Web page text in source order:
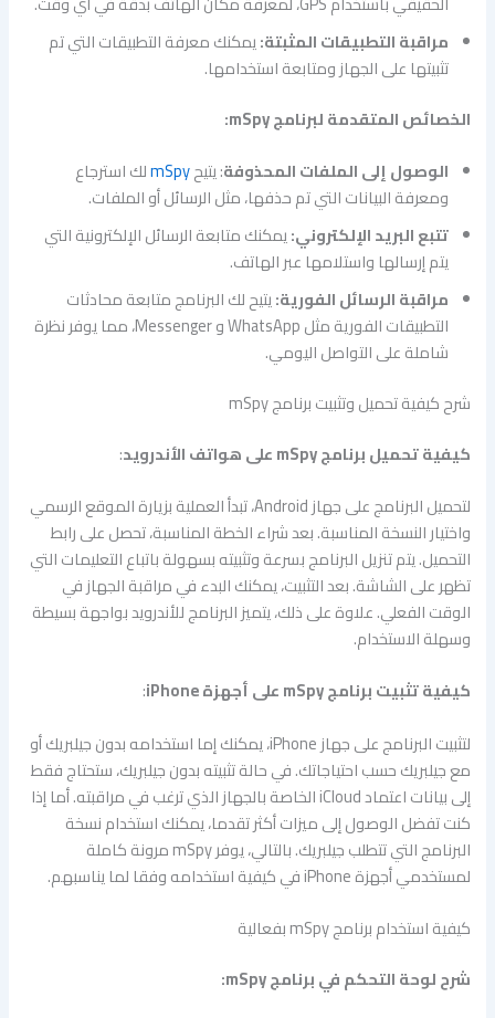
مراقبة التطبيقات المثبتة:يمكنك معرفة التطبيقات التي تم
تثبيتها على الجهاز ومتابعة استخدامها.
الخصائص المتقدمة لبرنامج mSpy:
الوصول إلى الملفات المحذوفة: يتيحmSpyلك استرجاع
ومعرفة البيانات التي تم حذفها، مثل الرسائل أو الملفات.
تتبع البريد الإلكتروني:يمكنك متابعة الرسائل الإلكترونية التي
يتم إرسالها واستلامها عبر الهاتف.
مراقبة الرسائل الفورية:يتيح لك البرنامج متابعة محادثات
التطبيقات الفورية مثل WhatsApp و Messenger، مما يوفر نظرة
شاملة على التواصل اليومي.
شرح كيفية تحميل وتثبيت برنامج mSpy
كيفية تحميل برنامج mSpy على هواتف الأندرويد
:
لتحميل البرنامج على جهاز Android، تبدأ العملية بزيارة الموقع الرسمي
واختيار النسخة المناسبة. بعد شراء الخطة المناسبة، تحصل على رابط
التحميل. يتم تنزيل البرنامج بسرعة وتثبيته بسهولة باتباع التعليمات التي
تظهر على الشاشة. بعد التثبيت، يمكنك البدء في مراقبة الجهاز في
الوقت الفعلي. علاوة على ذلك، يتميز البرنامج للأندرويد بواجهة بسيطة
وسهلة الاستخدام.
كيفية تثبيت برنامج mSpy على أجهزة iPhone
:
لتثبيت البرنامج على جهاز iPhone، يمكنك إما استخدامه بدون جيلبريك أو
مع جيلبريك حسب احتياجاتك. في حالة تثبيته بدون جيلبريك، ستحتاج فقط
إلى بيانات اعتماد iCloud الخاصة بالجهاز الذي ترغب في مراقبته. أما إذا
كنت تفضل الوصول إلى ميزات أكثر تقدما، يمكنك استخدام نسخة
البرنامج التي تتطلب جيلبريك. بالتالي، يوفر mSpy مرونة كاملة
لمستخدمي أجهزة iPhone في كيفية استخدامه وفقا لما يناسبهم.
كيفية استخدام برنامج mSpy بفعالية
شرح لوحة التحكم في برنامج mSpy: